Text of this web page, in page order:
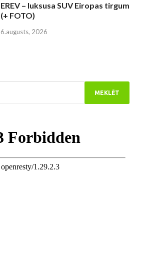
EREV – luksusa SUV Eiropas tirgum
(+ FOTO)
6.augusts, 2026